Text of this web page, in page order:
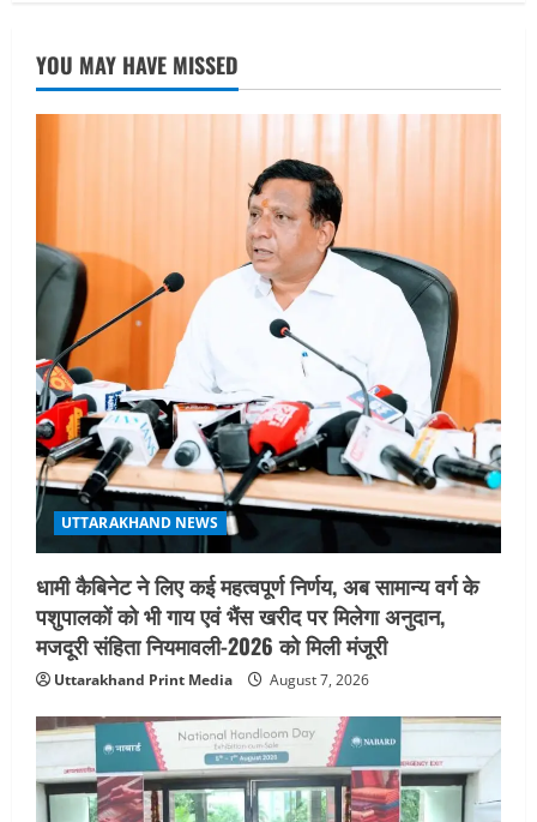
2
नाबार्ड ने राष्ट्रीय हथकरघा दिवस के अवसर पर
मुंबई में तीन दिवसीय प्रदर्शनी का आयोजन किया
3
UTTARAKHAND NEWS
जिलाधिकारी/जिला निर्वाचन अधिकारी ने
सहसपुर विधानसभा क्षेत्र के पोलिंग बूथों का
निरीक्षण कर एसआईआर आपत्ति निस्तारण
शिविर की व्यवस्थाओं का लिया जायजा
August 6, 2026
4
UTTARAKHAND NEWS
तीलू रौतेली पुरस्कार के लिए 13 वीरांगनाओं का
चयन : रेखा आर्या
August 6, 2026
5
UTTARAKHAND NEWS
मिस उत्तराखंड 2026 के सब-कॉन्टेस्ट ‘मिस
ब्यूटीफुल आइज़’ एवं ‘मिस ब्यूटीफुल हेयर’ का
आयोजन
August 5, 2026
YOU MAY HAVE MISSED
UTTARAKHAND NEWS
धामी कैबिनेट ने लिए कई महत्वपूर्ण निर्णय, अब सामान्य वर्ग के
पशुपालकों को भी गाय एवं भैंस खरीद पर मिलेगा अनुदान,
मजदूरी संहिता नियमावली-2026 को मिली मंजूरी
Uttarakhand Print Media August 7, 2026